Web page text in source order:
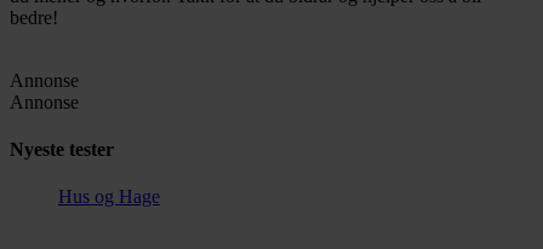
bedre!
Annonse
Annonse
Nyeste tester
Hus og Hage